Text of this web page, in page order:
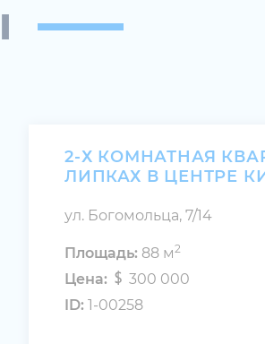
2-Х КОМНАТНАЯ
ЛИПКАХ В ЦЕНТРЕ
ул. Богомольца, 7/14
Площадь: 88 м2
Цена:
300 000
ID: 1-00258